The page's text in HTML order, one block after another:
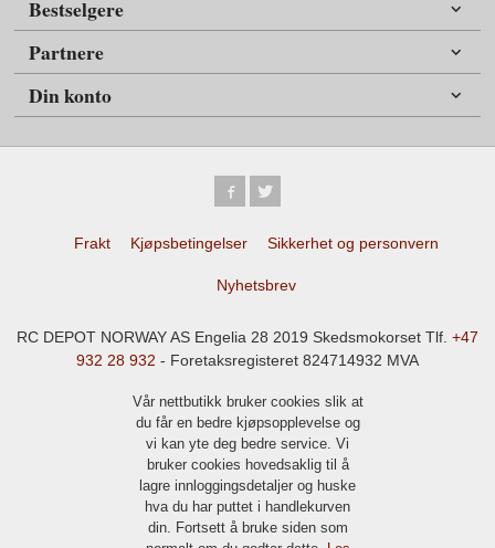
Bestselgere
Partnere
Din konto
Frakt Kjøpsbetingelser Sikkerhet og personvern
Nyhetsbrev
RC DEPOT NORWAY AS Engelia 28 2019 Skedsmokorset Tlf. +47
932 28 932 - Foretaksregisteret 824714932 MVA
Vår nettbutikk bruker cookies slik at
du får en bedre kjøpsopplevelse og
vi kan yte deg bedre service. Vi
bruker cookies hovedsaklig til å
lagre innloggingsdetaljer og huske
hva du har puttet i handlekurven
din. Fortsett å bruke siden som